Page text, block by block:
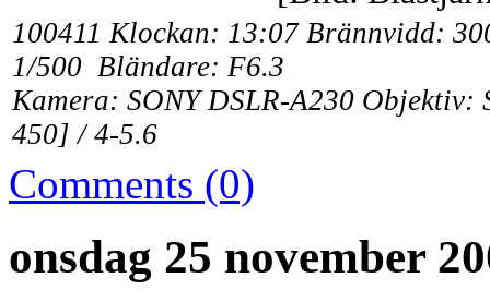
100411 Klockan: 13:07 Brännvidd:
1/500 Bländare: F6.3
Kamera: SONY DSLR-A230
450] / 4-5.6
Comments (0)
onsdag 25 november